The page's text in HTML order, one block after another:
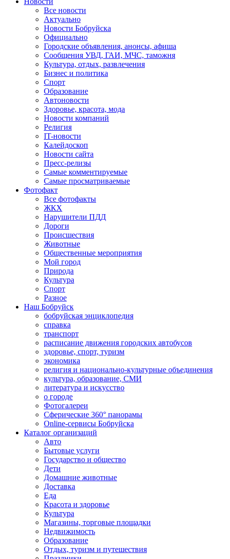
Все новости
Актуально
Новости Бобруйска
Официально
Городские объявления, анонсы, афиша
Сообщения УВД, ГАИ, МЧС, таможня
Культура, отдых, развлечения
Бизнес и политика
Спорт
Образование
Автоновости
Здоровье, красота, мода
Новости компаний
Религия
IT-новости
Калейдоскоп
Новости сайта
Пресс-релизы
Самые комментируемые
Самые просматриваемые
Фотофакт
Все фотофакты
ЖКХ
Нарушители ПДД
Дороги
Происшествия
Животные
Общественные мероприятия
Мой город
Природа
Культура
Спорт
Разное
Наш Бобруйск
бобруйская энциклопедия
справка
транспорт
расписание движения городских автобусов
здоровье, спорт, туризм
экономика
религия и национально-культурные объединения
культура, образование, СМИ
литература и искусство
о городе
Фотогалереи
Сферические 360° панорамы
Online-сервисы Бобруйска
Каталог организаций
Авто
Бытовые услуги
Государство и общество
Дети
Домашние животные
Доставка
Еда
Красота и здоровье
Культура
Магазины, торговые площадки
Недвижимость
Образование
Отдых, туризм и путешествия